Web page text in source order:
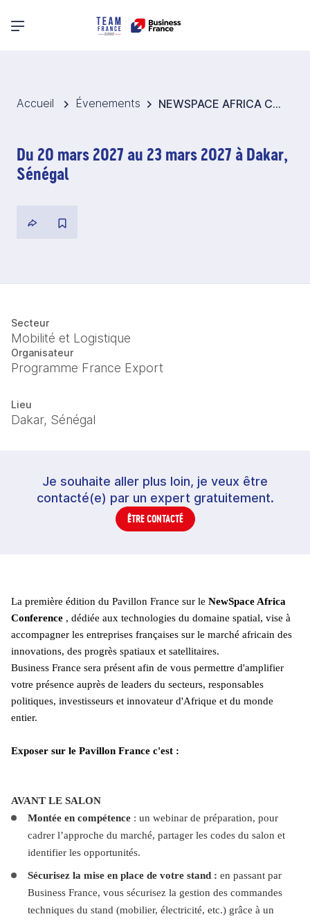
Menu principal
Accueil Évenements NEWSPACE AFRICA CONFERENCE 2027- Pavillon France Spatial - Sénégal
Du 20 mars 2027 au 23 mars 2027 à Dakar,
Sénégal
Secteur
Mobilité et Logistique
Organisateur
Programme France Export
Lieu
Dakar, Sénégal
Je souhaite aller plus loin, je veux être
contacté(e) par un expert gratuitement.
ÊTRE CONTACTÉ
La première édition du Pavillon France sur le NewSpace Africa
Conference , dédiée aux technologies du domaine spatial, vise à
accompagner les entreprises françaises sur le marché africain des
innovations, des progrès spatiaux et satellitaires.
Business France sera présent afin de vous permettre d'amplifier
votre présence auprès de leaders du secteurs, responsables
politiques, investisseurs et innovateur d'Afrique et du monde
entier.
Exposer sur le Pavillon France c'est :
AVANT LE SALON
Montée en compétence : un webinar de préparation, pour
cadrer l’approche du marché, partager les codes du salon et
identifier les opportunités.
Sécurisez la mise en place de votre stand : en passant par
Business France, vous sécurisez la gestion des commandes
techniques du stand (mobilier, électricité, etc.) grâce à un